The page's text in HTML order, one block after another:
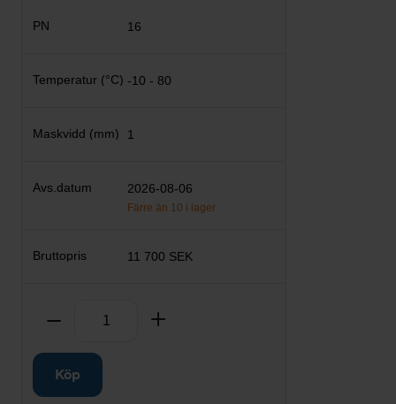
16
-10 - 80
1
2026-08-06
Färre än 10 i lager
11 700 SEK
Ta bort
Köp